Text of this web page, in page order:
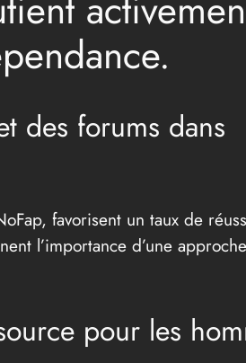
des forums dans
favorisent un taux de
l’importance d’une
pour les